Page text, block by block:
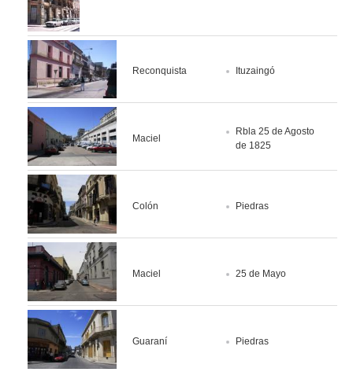
Reconquista Ituzaingó
Maciel
Rbla 25 de Agosto
de 1825
Colón Piedras
Maciel 25 de Mayo
Guaraní Piedras